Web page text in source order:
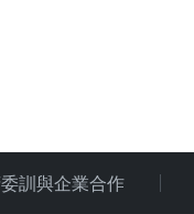
訓與企業合作